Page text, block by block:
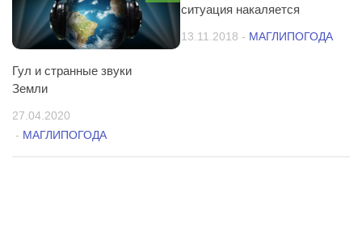
Гул и странные звуки
Земли
27.04.2020
- МАГЛИПОГОДА
ситуация накаляется
13.11.2018 - МАГЛИПОГОДА